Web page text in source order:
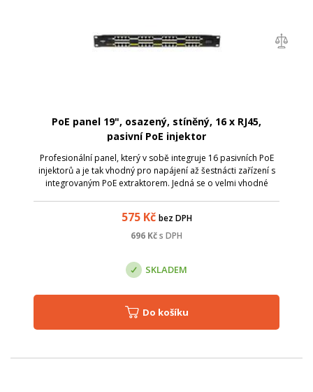
PoE panel 19", osazený, stíněný, 16 x RJ45,
pasivní PoE injektor
Profesionální panel, který v sobě integruje 16 pasivních PoE
injektorů a je tak vhodný pro napájení až šestnácti zařízení s
integrovaným PoE extraktorem. Jedná se o velmi vhodné
575Kč bez DPH
696 Kčs DPH
SKLADEM
Do košíku